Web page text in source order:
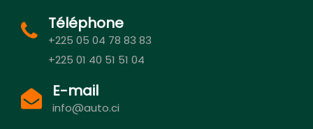
Téléphone
+225 05 04 78 83 83
+225 01 40 51 51 04
E-mail
info@auto.ci